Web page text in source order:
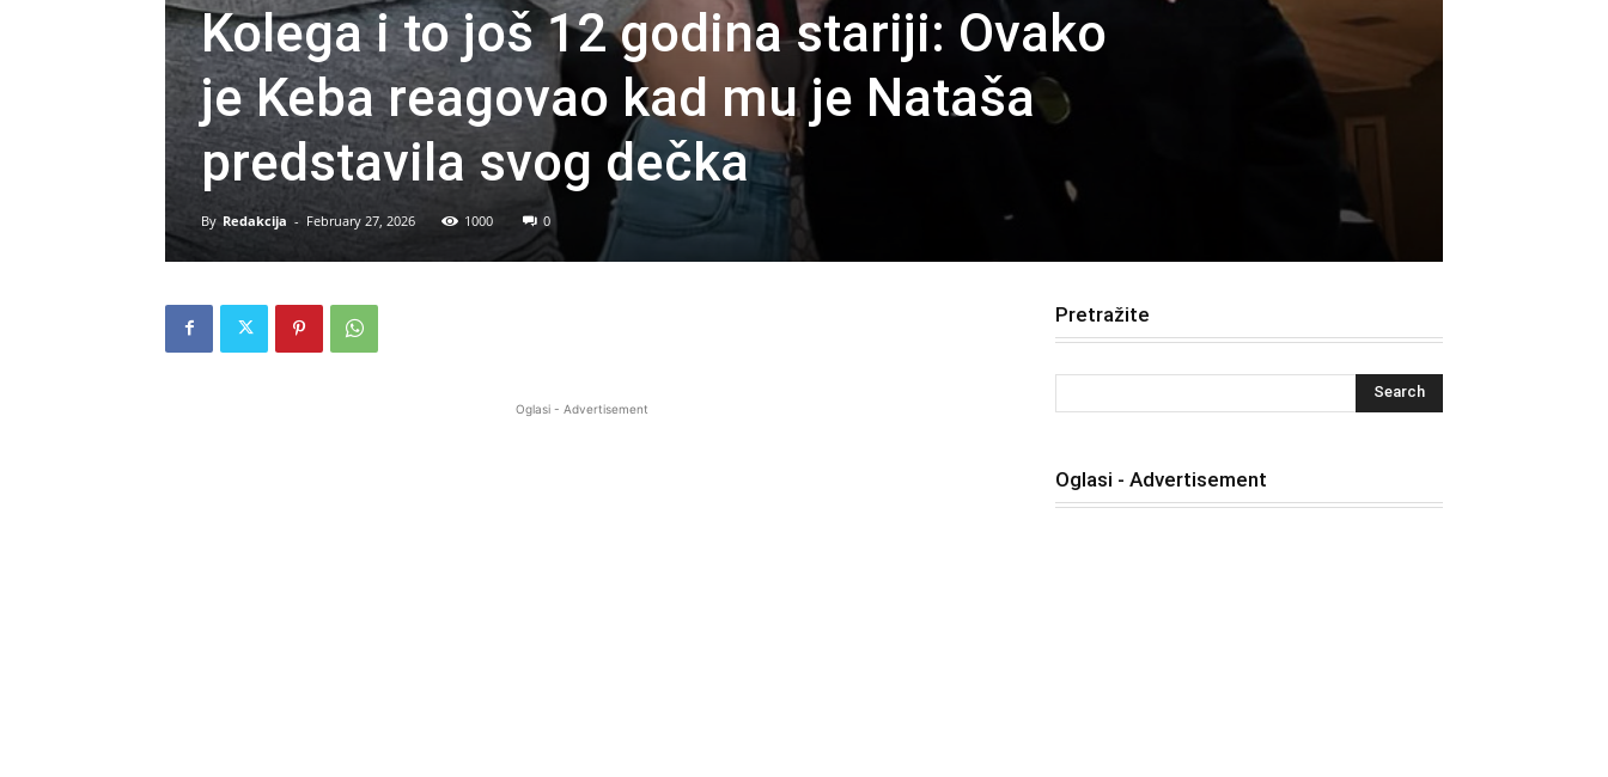
Kolega i to još 12 godina stariji: Ovako
je Keba reagovao kad mu je Nataša
predstavila svog dečka
By Redakcija - February 27, 2026 1000 0
Oglasi - Advertisement
Pretražite
Oglasi - Advertisement